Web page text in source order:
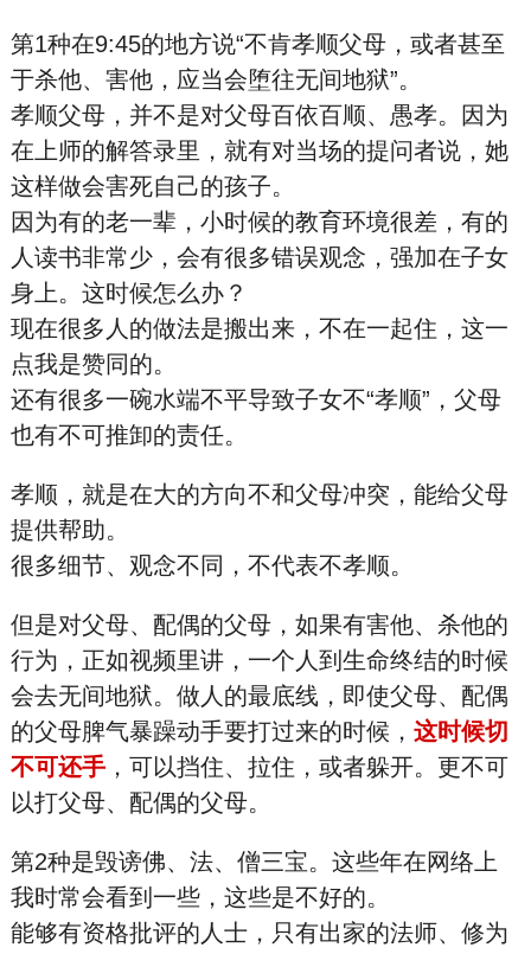
第1种在9:45的地方说“不肯孝顺父母，或者甚至
于杀他、害他，应当会堕往无间地狱”。
孝顺父母，并不是对父母百依百顺、愚孝。因为
在上师的解答录里，就有对当场的提问者说，她
这样做会害死自己的孩子。
因为有的老一辈，小时候的教育环境很差，有的
人读书非常少，会有很多错误观念，强加在子女
身上。这时候怎么办？
现在很多人的做法是搬出来，不在一起住，这一
点我是赞同的。
还有很多一碗水端不平导致子女不“孝顺”，父母
也有不可推卸的责任。
孝顺，就是在大的方向不和父母冲突，能给父母
提供帮助。
很多细节、观念不同，不代表不孝顺。
但是对父母、配偶的父母，如果有害他、杀他的
行为，正如视频里讲，一个人到生命终结的时候
会去无间地狱。做人的最底线，即使父母、配偶
的父母脾气暴躁动手要打过来的时候， 这时候切
不可还手，可以挡住、拉住，或者躲开。更不可
以打父母、配偶的父母。
第2种是毁谤佛、法、僧三宝。这些年在网络上
我时常会看到一些，这些是不好的。
能够有资格批评的人士，只有出家的法师、修为